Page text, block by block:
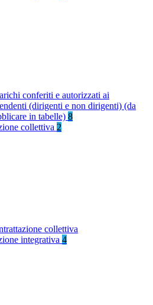
conferiti e autorizzati ai
(dirigenti e non dirigenti) (da
in tabelle) 8
collettiva 2
collettiva
integrativa 4